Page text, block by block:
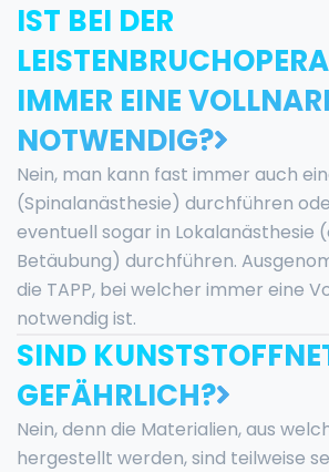
IST BEI DER
IMMER EINE
NOTWENDIG?
Nein, man kann fast immer auch
(Spinalanästhesie) durchführen
eventuell sogar in Lokalanästhesie
Betäubung) durchführen.
die TAPP, bei welcher immer eine
notwendig ist.
SIND
GEFÄHRLICH?
Nein, denn die Materialien, aus
hergestellt werden, sind teilweise